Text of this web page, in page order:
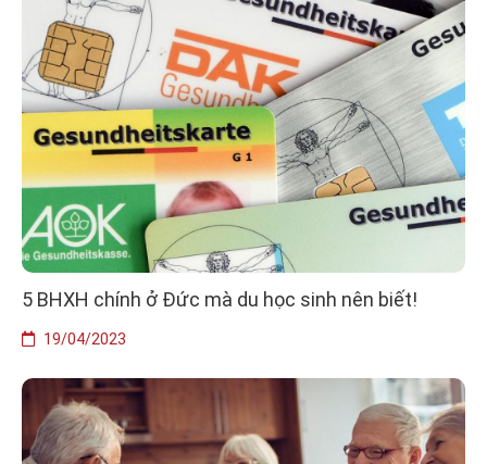
5 BHXH chính ở Đức mà du học sinh nên biết!
19/04/2023